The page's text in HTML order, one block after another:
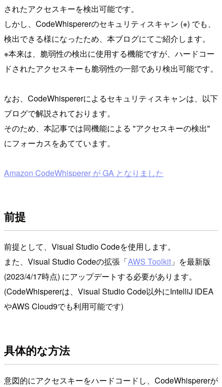
されたアクセスキーを検出可能です。
しかし、CodeWhispererのセキュリティスキャン (※) でも、
検出できる様になったため、本ブログにてご紹介します。
※本来は、脆弱性の検出に使用する機能ですが、ハードコー
ドされたアクセスキーも脆弱性の一部であり検出可能です。
なお、CodeWhispererによるセキュリティスキャンは、以下
ブログで解説されております。
そのため、本記事では同機能による "アクセスキーの検出"
にフォーカスをあてています。
Amazon CodeWhisperer が GA となりました
前提
前提として、Visual Studio Codeを使用します。
また、Visual Studio Codeの拡張「AWS Toolkit 」を最新版
(2023/4/17時点) にアップデートする必要があります。
(CodeWhispererは、Visual Studio Code以外にIntelliJ IDEA
やAWS Cloud9でも利用可能です)
具体的な方法
意図的にアクセスキーをハードコードし、CodeWhispererが